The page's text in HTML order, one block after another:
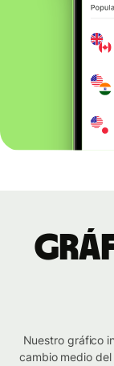
Nuestro gráfico
cambio medio